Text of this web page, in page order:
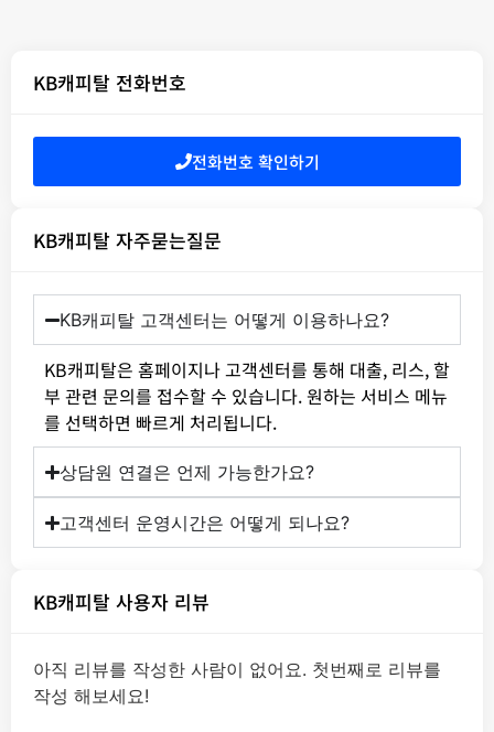
KB캐피탈 전화번호
전화번호 확인하기
KB캐피탈 자주묻는질문
KB캐피탈 고객센터는 어떻게 이용하나요?
KB캐피탈은 홈페이지나 고객센터를 통해 대출, 리스, 할
부 관련 문의를 접수할 수 있습니다. 원하는 서비스 메뉴
를 선택하면 빠르게 처리됩니다.
상담원 연결은 언제 가능한가요?
고객센터 운영시간은 어떻게 되나요?
KB캐피탈 사용자 리뷰
아직 리뷰를 작성한 사람이 없어요. 첫번째로 리뷰를
작성 해보세요!